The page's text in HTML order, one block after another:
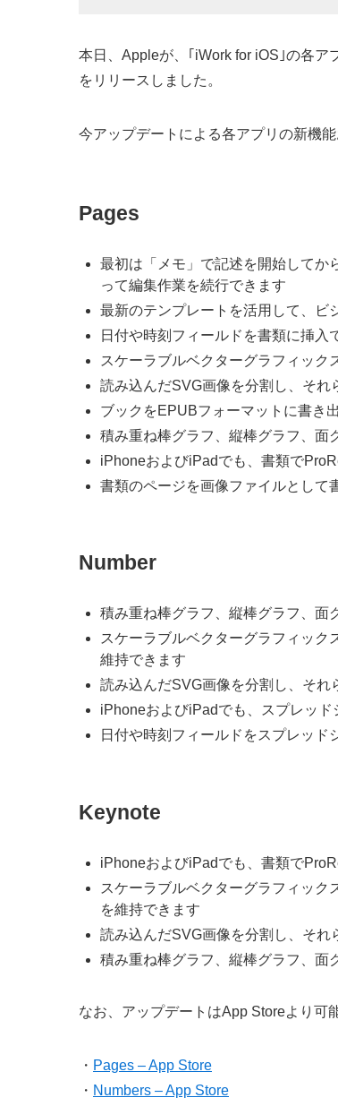
本日、Appleが、｢iWork for iOS｣の各ア
をリリースしました。
今アップデートによる各アプリの新機
Pages
最初は「メモ」で記述を開始してか
って編集作業を続行できます
最新のテンプレートを活用して、ビ
日付や時刻フィールドを書類に挿入
スケーラブルベクターグラフィック
読み込んだSVG画像を分割し、そ
ブックをEPUBフォーマットに書き
積み重ね棒グラフ、縦棒グラフ、面
iPhoneおよびiPadでも、書類で
書類のページを画像ファイルとして
Number
積み重ね棒グラフ、縦棒グラフ、面
スケーラブルベクターグラフィック
維持できます
読み込んだSVG画像を分割し、そ
iPhoneおよびiPadでも、スプレッ
日付や時刻フィールドをスプレッド
Keynote
iPhoneおよびiPadでも、書類で
スケーラブルベクターグラフィッ
を維持できます
読み込んだSVG画像を分割し、そ
積み重ね棒グラフ、縦棒グラフ、面
なお、アップデートはApp Storeより可
・ Pages – App Store
・ Numbers – App Store